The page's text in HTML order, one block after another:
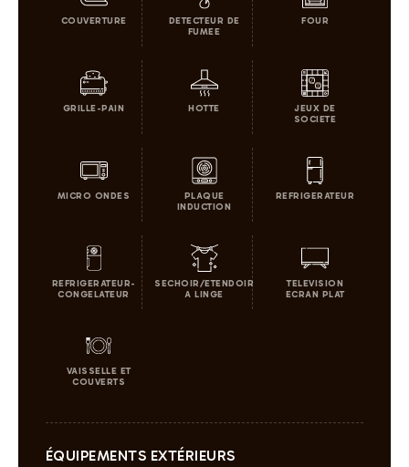
COUVERTURE
DETECTEUR DE
FUMEE
FOUR
GRILLE-PAIN HOTTE
JEUX DE
SOCIETE
MICRO ONDES
PLAQUE
INDUCTION
REFRIGERATEUR
REFRIGERATEUR-
CONGELATEUR
SECHOIR/ETENDOIR
A LINGE
TELEVISION
ECRAN PLAT
VAISSELLE ET
COUVERTS
ÉQUIPEMENTS EXTÉRIEURS